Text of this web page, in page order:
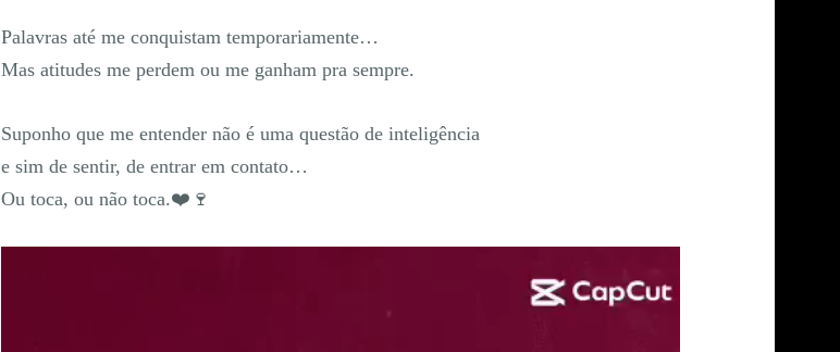
Palavras até me conquistam temporariamente…
Mas atitudes me perdem ou me ganham pra sempre.
Suponho que me entender não é uma questão de inteligência
e sim de sentir, de entrar em contato…
Ou toca, ou não toca.❤️🍷